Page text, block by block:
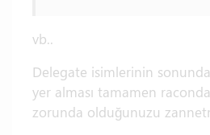
vb..
Delegate isimlerinin
yer alması tamamen
zorunda olduğunuzu